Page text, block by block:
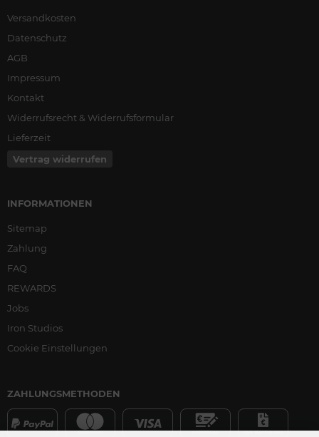
Versandkosten
Datenschutz
AGB
Impressum
Kontakt
Widerrufsrecht & Widerrufsformular
Lieferzeit
Vertrag widerrufen
INFORMATIONEN
Sitemap
Zahlung
FAQ
REWARDS
Jobs
Iron Studios
Cookie Einstellungen
ZAHLUNGSMETHODEN